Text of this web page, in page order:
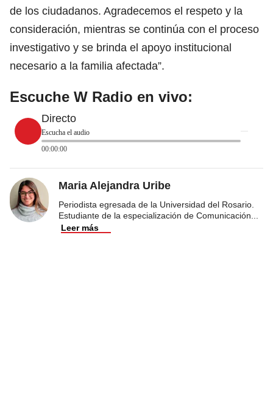
de los ciudadanos. Agradecemos el respeto y la
consideración, mientras se continúa con el proceso
investigativo y se brinda el apoyo institucional
necesario a la familia afectada”.
Escuche W Radio en vivo:
Directo
Escucha el audio
00:00:00
Maria Alejandra Uribe
Periodista egresada de la Universidad del Rosario.
Estudiante de la especialización de Comunicación
Leer más